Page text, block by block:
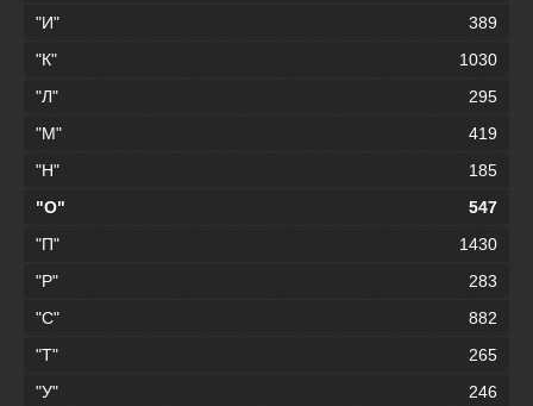
"И"
389
"К"
1030
"Л"
295
"М"
419
"Н"
185
"О"
547
"П"
1430
"Р"
283
"С"
882
"Т"
265
"У"
246